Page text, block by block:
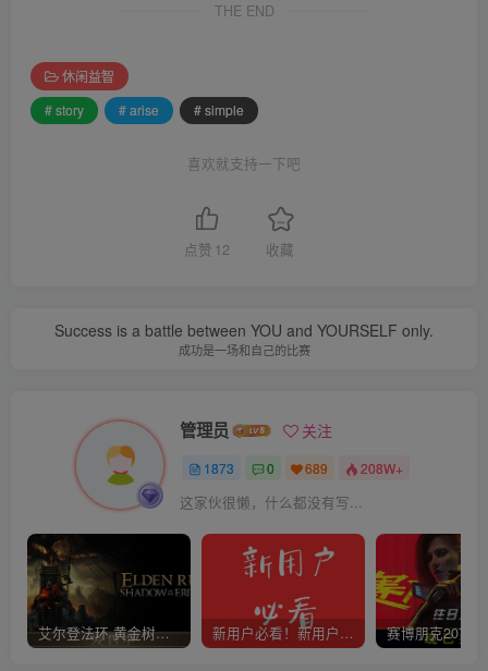
THE END
休闲益智
# story
# arise # simple
喜欢就支持一下吧
点赞 12 收藏
Success is a battle between YOU and YOURSELF only.
成功是一场和自己的比赛
管理员 关注
1873 0 689 208W+
这家伙很懒，什么都没有写...
艾尔登法环 黄金树幽影 新用户必看！新用户必看！新用户必看！！！